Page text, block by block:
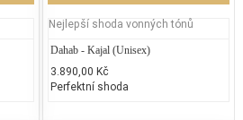
Nejlepší shoda vonných tónů
Dahab - Kajal (Unisex)
3.890,00 Kč
Perfektní shoda